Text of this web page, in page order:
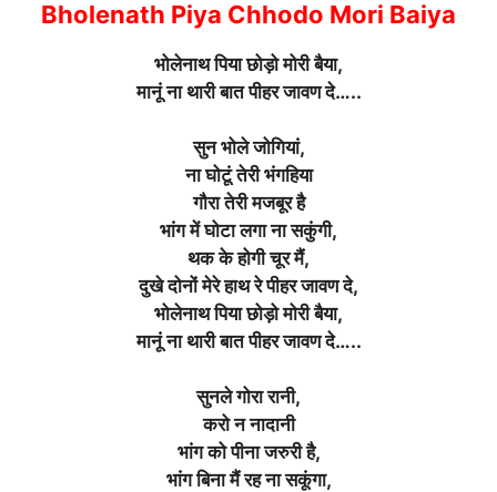
Bholenath Piya Chhodo Mori Baiya
भोलेनाथ पिया छोड़ो मोरी बैया,
मानूं ना थारी बात पीहर जावण दे…..
सुन भोले जोगियां,
ना घोटूं तेरी भंगहिया
गौरा तेरी मजबूर है
भांग में घोटा लगा ना सकुंगी,
थक के होगी चूर मैं,
दुखे दोनों मेरे हाथ रे पीहर जावण दे,
भोलेनाथ पिया छोड़ो मोरी बैया,
मानूं ना थारी बात पीहर जावण दे…..
सुनले गोरा रानी,
करो न नादानी
भांग को पीना जरुरी है,
भांग बिना मैं रह ना सकूंगा,